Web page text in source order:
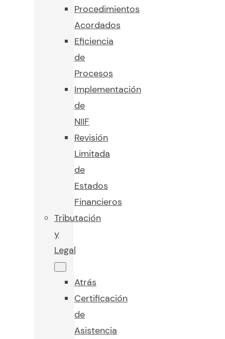
Procedimientos
Acordados
Eficiencia
de
Procesos
Implementación
de
NIIF
Revisión
Limitada
de
Estados
Financieros
Tributación
y
Legal
Atrás
Certificación
de
Asistencia